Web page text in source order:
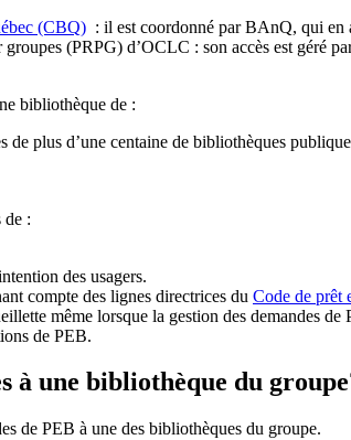
(CBQ) : il est coordonné par BAnQ, qui en
groupes (PRPG) d’OCLC : son accès est
bibliothèque de :
de plus d’une centaine de bibliothèques
de :
des usagers.
compte des lignes directrices du Code de prêt
même lorsque la gestion des demandes de
de PEB.
à une bibliothèque du
de PEB à une des bibliothèques du groupe.